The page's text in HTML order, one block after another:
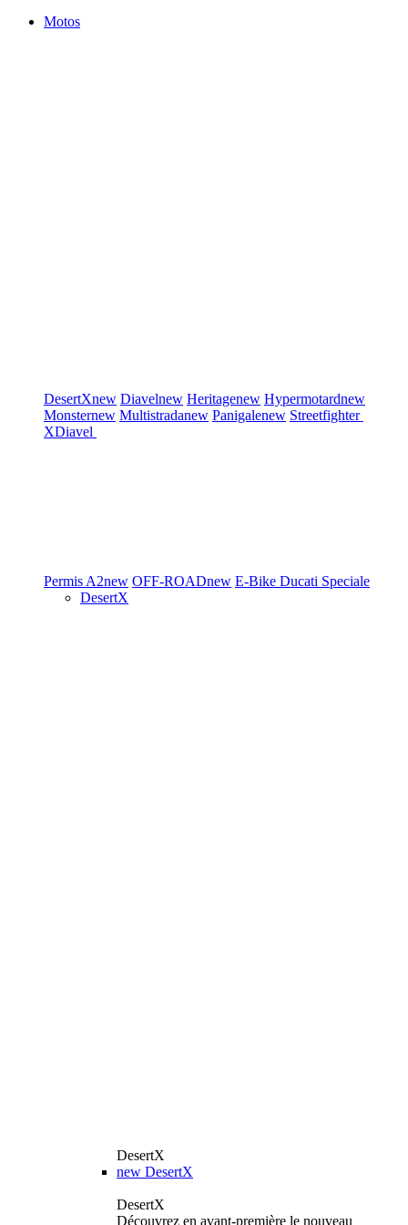
Motos
DesertXnew Diavelnew Heritagenew Hypermotardnew
Monsternew Multistradanew Panigalenew Streetfighter
XDiavel
Permis A2new OFF-ROADnew E-Bike Ducati Speciale
DesertX
DesertX
new DesertX
DesertX
Découvrez en avant-première le nouveau